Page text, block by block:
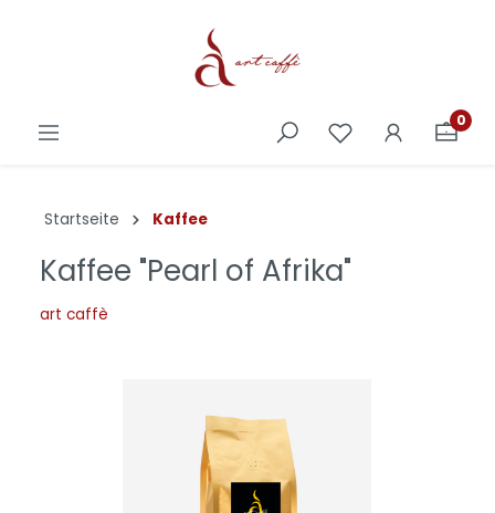
0
Startseite Kaffee
Kaffee "Pearl of Afrika"
art caffè